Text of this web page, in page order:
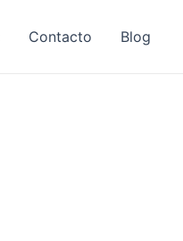
Contacto Blog